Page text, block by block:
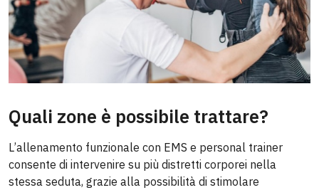
Quali zone è possibile trattare?
L’allenamento funzionale con EMS e personal trainer
consente di intervenire su più distretti corporei nella
stessa seduta, grazie alla possibilità di stimolare